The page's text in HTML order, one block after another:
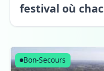
festival où
Bon-Secours